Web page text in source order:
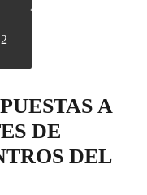
A
DE
DEL